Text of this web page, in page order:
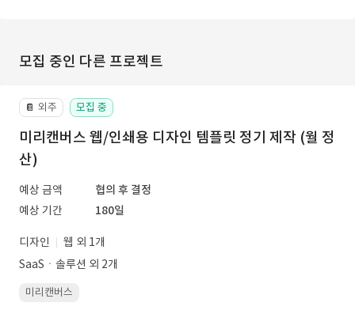
모집 중인 다른 프로젝트
📔 외주 모집 중
미리캔버스 웹/인쇄용 디자인 템플릿 정기 제작 (월 정
산)
예상 금액
협의 후 결정
예상 기간
180일
디자인
웹 외 1개
SaaSㆍ솔루션 외 2개
미리캔버스